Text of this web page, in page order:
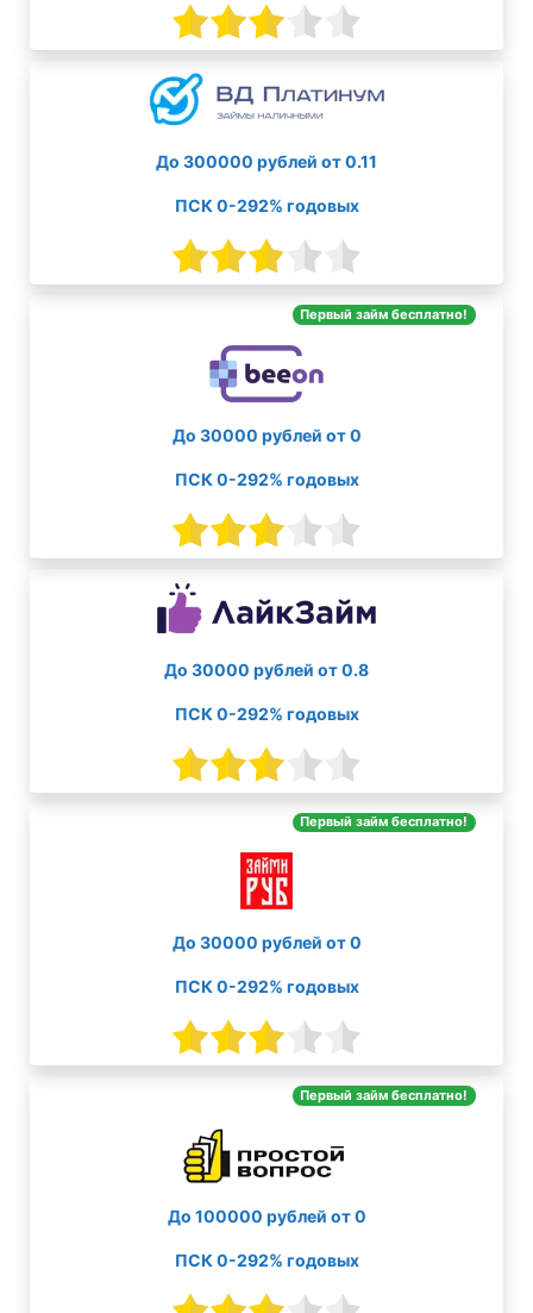
До 300000 рублей от 0.11
ПСК 0-292% годовых
Первый займ бесплатно!
До 30000 рублей от 0
ПСК 0-292% годовых
До 30000 рублей от 0.8
ПСК 0-292% годовых
Первый займ бесплатно!
До 30000 рублей от 0
ПСК 0-292% годовых
Первый займ бесплатно!
До 100000 рублей от 0
ПСК 0-292% годовых